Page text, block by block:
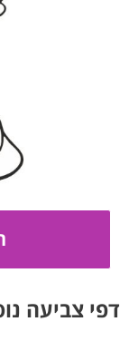
דפי צביעה